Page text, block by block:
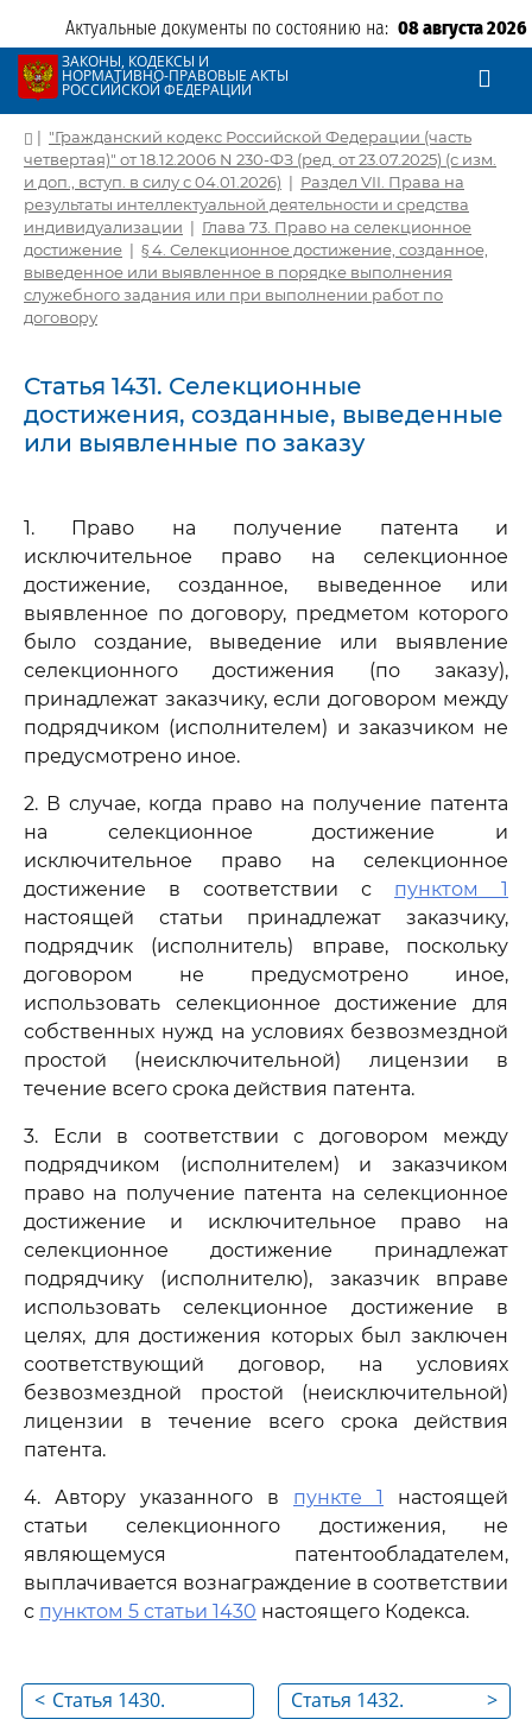
Актуальные документы по состоянию на: 08 августа 2026
ЗАКОНЫ, КОДЕКСЫ И
НОРМАТИВНО-ПРАВОВЫЕ АКТЫ
РОССИЙСКОЙ ФЕДЕРАЦИИ
| "Гражданский кодекс Российской Федерации (часть
четвертая)" от 18.12.2006 N 230-ФЗ (ред. от 23.07.2025) (с изм.
и доп., вступ. в силу с 04.01.2026) | Раздел VII. Права на
результаты интеллектуальной деятельности и средства
индивидуализации | Глава 73. Право на селекционное
достижение | § 4. Селекционное достижение, созданное,
выведенное или выявленное в порядке выполнения
служебного задания или при выполнении работ по
договору
Статья 1431. Селекционные
достижения, созданные, выведенные
или выявленные по заказу
1. Право на получение патента и
исключительное право на селекционное
достижение, созданное, выведенное или
выявленное по договору, предметом которого
было создание, выведение или выявление
селекционного достижения (по заказу),
принадлежат заказчику, если договором между
подрядчиком (исполнителем) и заказчиком не
предусмотрено иное.
2. В случае, когда право на получение патента
на селекционное достижение и
исключительное право на селекционное
достижение в соответствии с пунктом 1
настоящей статьи принадлежат заказчику,
подрядчик (исполнитель) вправе, поскольку
договором не предусмотрено иное,
использовать селекционное достижение для
собственных нужд на условиях безвозмездной
простой (неисключительной) лицензии в
течение всего срока действия патента.
3. Если в соответствии с договором между
подрядчиком (исполнителем) и заказчиком
право на получение патента на селекционное
достижение и исключительное право на
селекционное достижение принадлежат
подрядчику (исполнителю), заказчик вправе
использовать селекционное достижение в
целях, для достижения которых был заключен
соответствующий договор, на условиях
безвозмездной простой (неисключительной)
лицензии в течение всего срока действия
патента.
4. Автору указанного в пункте 1
настоящей
статьи селекционного достижения, не
являющемуся патентообладателем,
выплачивается вознаграждение в соответствии
с пунктом 5 статьи 1430 настоящего Кодекса.
< Статья 1430.
>
Статья 1432.